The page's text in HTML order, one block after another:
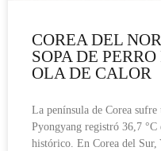
COREA DEL
SOPA DE
OLA DE CALOR
La península de Corea
Pyongyang registró 36,7
histórico. En Corea del Sur,